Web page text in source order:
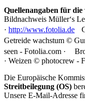
Quellenangaben für
Bildnachweis Müller‘s
· http://www.fotolia.de
Getreide wachstum ©
seen - Fotolia.com ·
· Weizen © photocrew -
Die Europäische
Streitbeilegung (OS)
Unsere E-Mail-Adresse